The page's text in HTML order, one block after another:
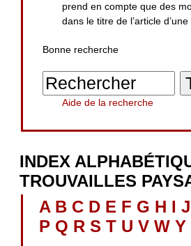
prend en compte que des
dans le titre de l’article
Bonne recherche
Aide de la recherche
INDEX
TROUVAILLES
A B C D E F G H I J
P Q R S T U V W Y